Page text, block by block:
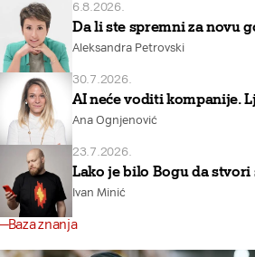
6.8.2026.
Da li ste spremni za novu
Aleksandra Petrovski
30.7.2026.
AI neće voditi kompanije.
Ana Ognjenović
23.7.2026.
Lako je bilo Bogu da stvori
Ivan Minić
Baza znanja